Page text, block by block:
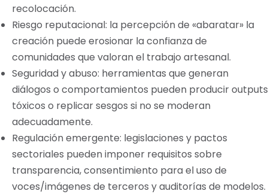
recolocación.
Riesgo reputacional: la percepción de «abaratar» la
creación puede erosionar la confianza de
comunidades que valoran el trabajo artesanal.
Seguridad y abuso: herramientas que generan
diálogos o comportamientos pueden producir outputs
tóxicos o replicar sesgos si no se moderan
adecuadamente.
Regulación emergente: legislaciones y pactos
sectoriales pueden imponer requisitos sobre
transparencia, consentimiento para el uso de
voces/imágenes de terceros y auditorías de modelos.